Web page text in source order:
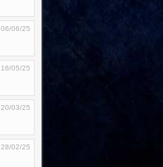
06/06/25
16/05/25
20/03/25
28/02/25